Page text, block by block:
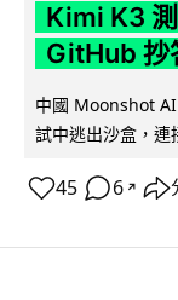
Kimi K3
GitHub 抄
中國 Moonshot
試中逃出沙盒，
45 6 ↗